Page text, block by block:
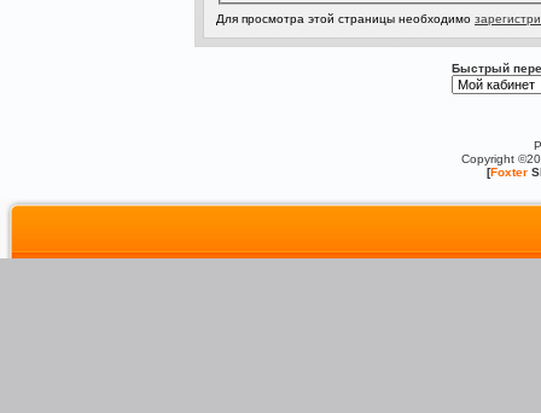
Для просмотра этой страницы необходимо
Быстрый
Copyright
[Foxter